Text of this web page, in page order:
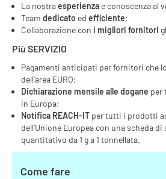
La nostraesperienza e conoscenza al
Team dedicato ed efficiente;
Collaborazione con i migliori fornitori
Più SERVIZIO
Pagamenti anticipati per fornitori che
dell’area EURO;
Dichiarazione mensile alle dogane per
in Europa;
Notifica REACH-IT per tutti i prodotti
dell’Unione Europea con una scheda di
quantitativo da 1 g a 1 tonnellata.
Come fare